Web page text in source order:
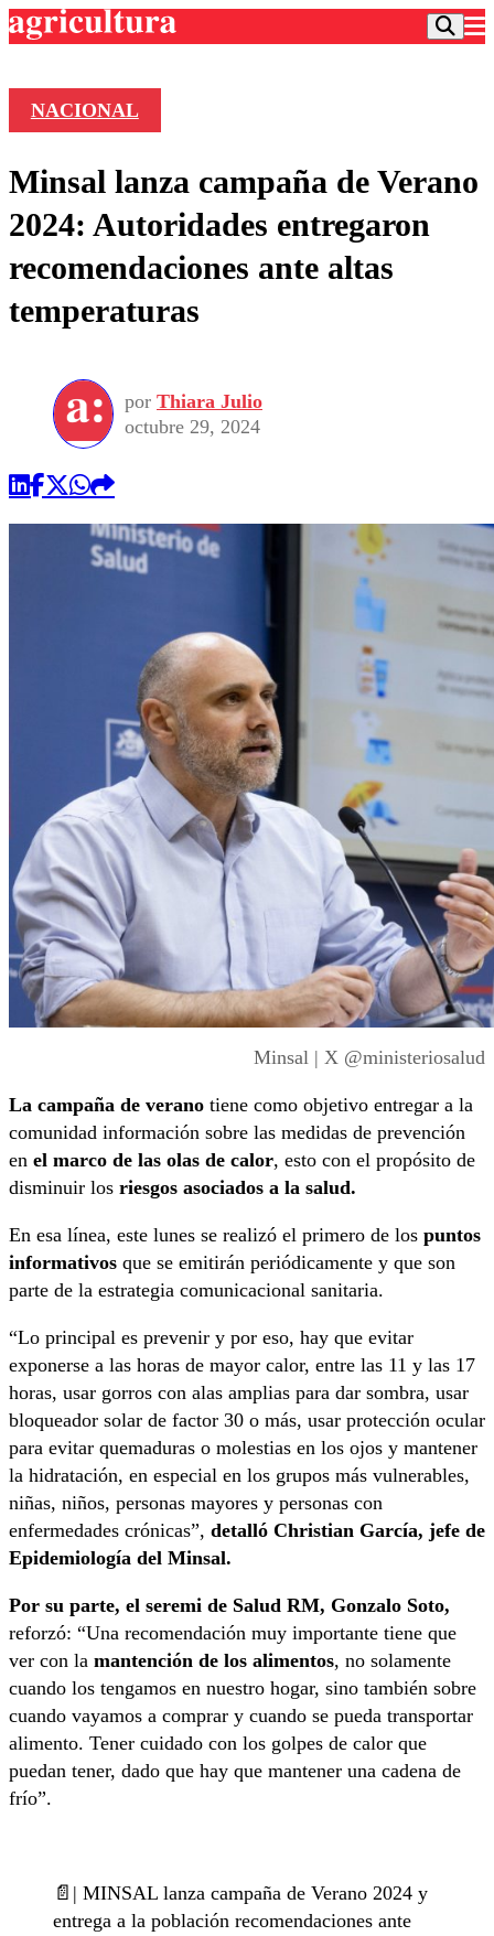
Frecuencias
Agricultura TV
Deportes
Colo Colo
Motor
Torneo Internacional
Torneo Nacional
Entretención
Internacional
Nacional
Vida Social
Programas
Comercial
NACIONAL
Minsal lanza campaña de Verano
2024: Autoridades entregaron
recomendaciones ante altas
temperaturas
por Thiara Julio
octubre 29, 2024
Minsal | X @ministeriosalud
La campaña de verano tiene como objetivo entregar a la
comunidad información sobre las medidas de prevención
en el marco de las olas de calor, esto con el propósito de
disminuir los riesgos asociados a la salud.
En esa línea, este lunes se realizó el primero de los puntos
informativos que se emitirán periódicamente y que son
parte de la estrategia comunicacional sanitaria.
“Lo principal es prevenir y por eso, hay que evitar
exponerse a las horas de mayor calor, entre las 11 y las 17
horas, usar gorros con alas amplias para dar sombra, usar
bloqueador solar de factor 30 o más, usar protección ocular
para evitar quemaduras o molestias en los ojos y mantener
la hidratación, en especial en los grupos más vulnerables,
niñas, niños, personas mayores y personas con
enfermedades crónicas”, detalló Christian García, jefe de
Epidemiología del Minsal.
Por su parte, el seremi de Salud RM, Gonzalo Soto,
reforzó: “Una recomendación muy importante tiene que
ver con la mantención de los alimentos, no solamente
cuando los tengamos en nuestro hogar, sino también sobre
cuando vayamos a comprar y cuando se pueda transportar
alimento. Tener cuidado con los golpes de calor que
puedan tener, dado que hay que mantener una cadena de
frío”.
📄| MINSAL lanza campaña de Verano 2024 y
entrega a la población recomendaciones ante